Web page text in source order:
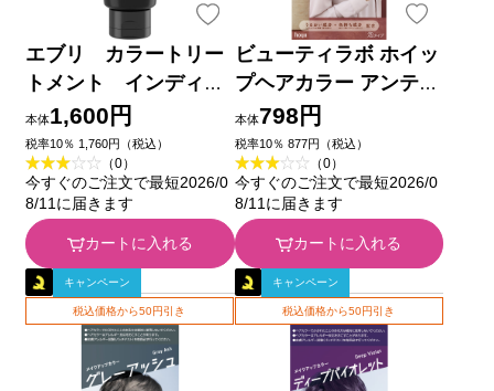
エブリ カラートリー
トメント インディゴ
ネイビー １６０ｇ ア
ンナドンナ
本体1,600円
税率10％ 1,760円（税込）
（0）
今すぐのご注文で最短2026/0
8/11に届きます
カートに入れる
ビューティラボ ホイッ
プヘアカラー アンティ
ークショコラ ホーユー
(医薬部外品)
本体798円
税率10％ 877円（税込）
（0）
今すぐのご注文で最短2026/0
8/11に届きます
カートに入れる
キャンペーン
税込価格から50円引き
キャンペーン
税込価格から50円引き